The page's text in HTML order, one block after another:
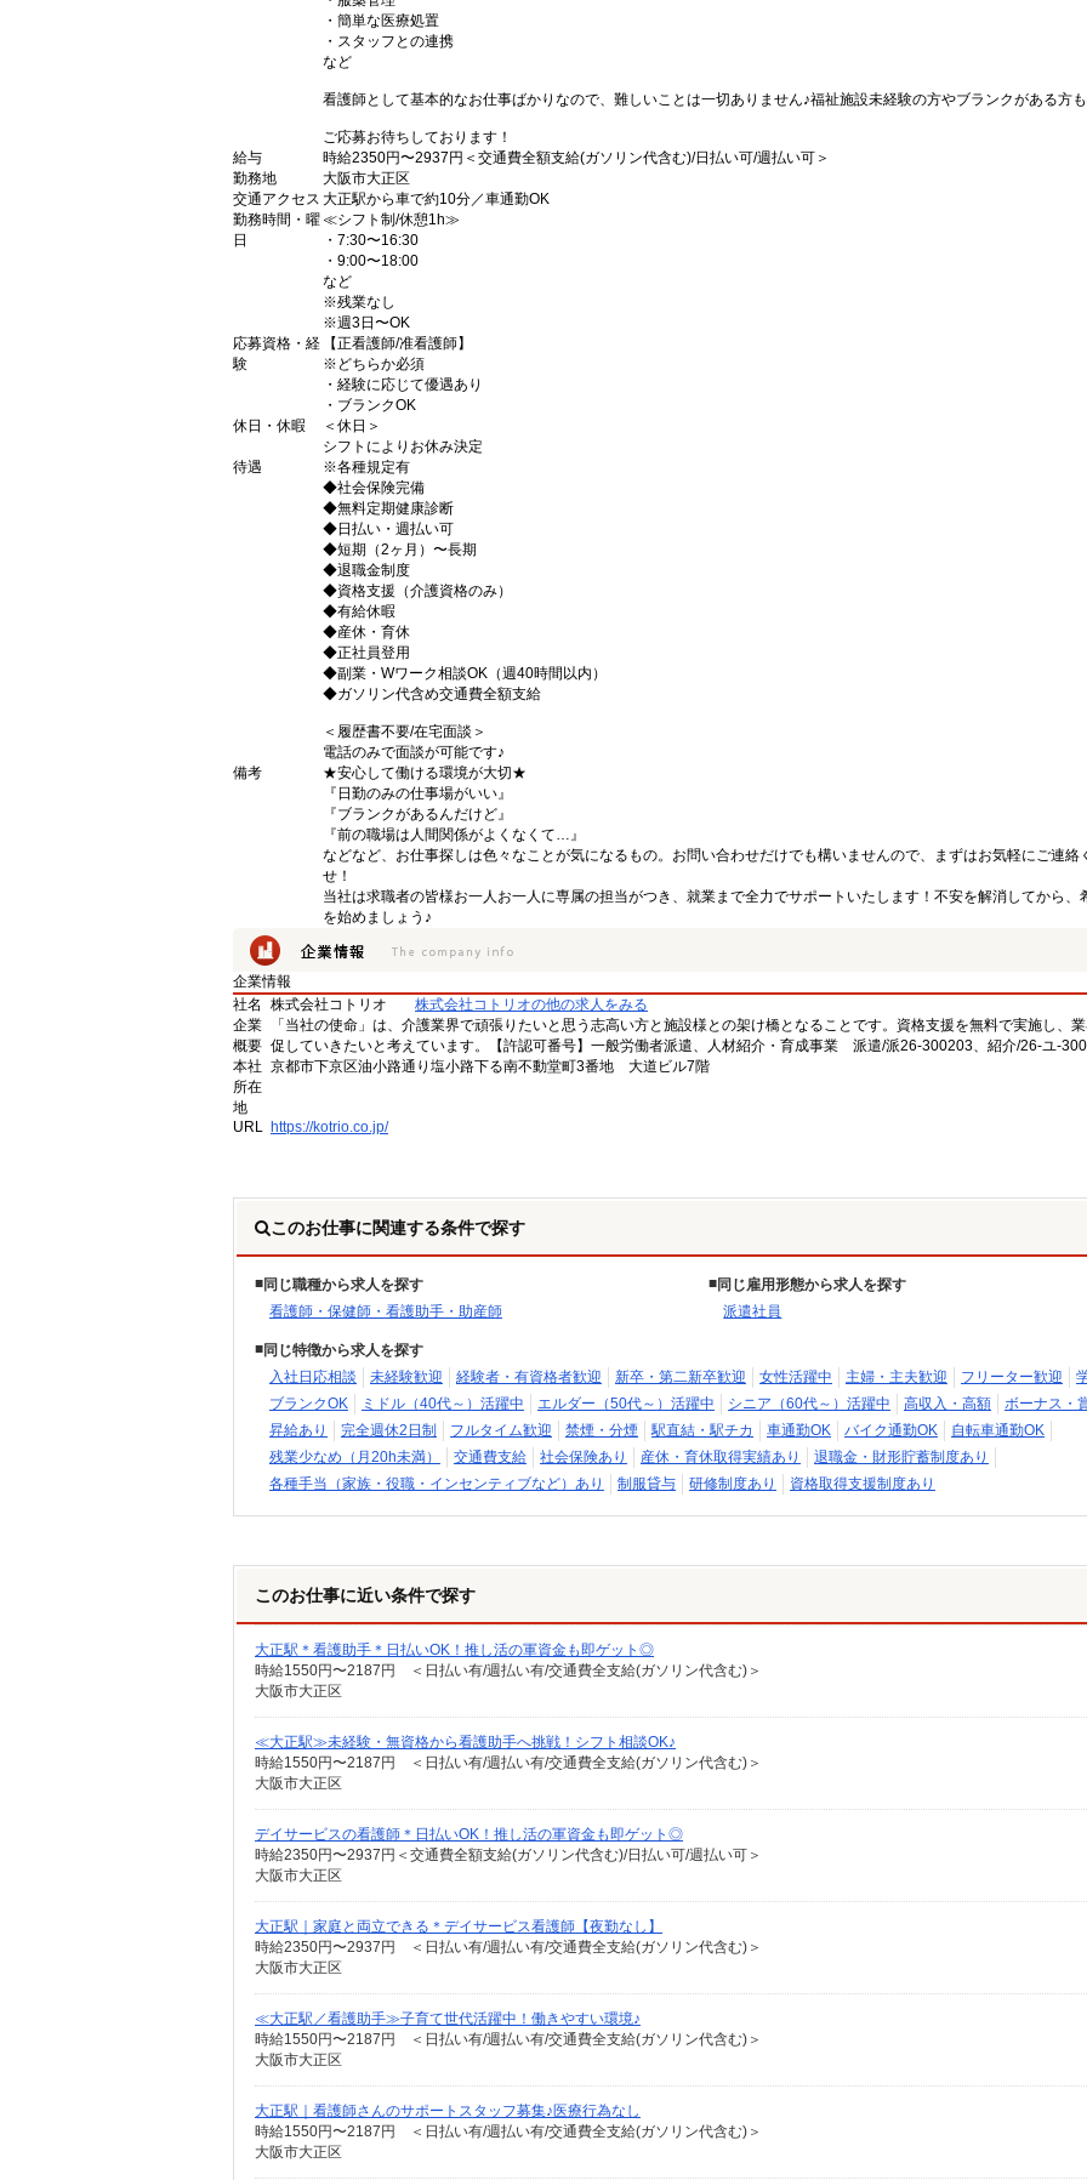
・簡単な医療処置
・スタッフとの連携
など
看護師として基本的なお仕事ばかりなので、難しいことは一切ありません♪福祉施設未経験の方やブランクがある方
ご応募お待ちしております！
給与
時給2350円〜2937円＜交通費全額支給(ガソリン代含む)/日払い可/週払い可＞
勤務地
大阪市大正区
交通アクセス 大正駅から車で約10分／車通勤OK
勤務時間・曜
日
≪シフト制/休憩1h≫
・7:30〜16:30
・9:00〜18:00
など
※残業なし
※週3日〜OK
応募資格・経
験
【正看護師/准看護師】
※どちらか必須
・経験に応じて優遇あり
・ブランクOK
休日・休暇
＜休日＞
シフトによりお休み決定
待遇
※各種規定有
◆社会保険完備
◆無料定期健康診断
◆日払い・週払い可
◆短期（2ヶ月）〜長期
◆退職金制度
◆資格支援（介護資格のみ）
◆有給休暇
◆産休・育休
◆正社員登用
◆副業・Wワーク相談OK（週40時間以内）
◆ガソリン代含め交通費全額支給
＜履歴書不要/在宅面談＞
電話のみで面談が可能です♪
備考
★安心して働ける環境が大切★
『日勤のみの仕事場がいい』
『ブランクがあるんだけど』
『前の職場は人間関係がよくなくて…』
などなど、お仕事探しは色々なことが気になるもの。お問い合わせだけでも構いませんので、まずはお気軽にご連絡
せ！
当社は求職者の皆様お一人お一人に専属の担当がつき、就業まで全力でサポートいたします！不安を解消してから、
を始めましょう♪
企業情報
社名
株式会社コトリオ
株式会社コトリオの他の求人をみる
企業
概要
「当社の使命」は、介護業界で頑張りたいと思う志高い方と施設様との架け橋となることです。資格支援を無料で実施し、
促していきたいと考えています。【許認可番号】一般労働者派遣、人材紹介・育成事業 派遣/派26-300203、紹介/26-ユ-
本社
所在
地
京都市下京区油小路通り塩小路下る南不動堂町3番地 大道ビル7階
URL https://kotrio.co.jp/
このお仕事に関連する条件で探す
同じ職種から求人を探す
看護師・保健師・看護助手・助産師
同じ雇用形態から求人を探す
派遣社員
同じ特徴から求人を探す
入社日応相談
未経験歓迎 経験者・有資格者歓迎 新卒・第二新卒歓迎 女性活躍中 主婦・主夫歓迎 フリーター歓迎
ブランクOK
ミドル（40代～）活躍中 エルダー（50代～）活躍中 シニア（60代～）活躍中 高収入・高額
ボーナス・
昇給あり
完全週休2日制 フルタイム歓迎 禁煙・分煙 駅直結・駅チカ 車通勤OK バイク通勤OK
自転車通勤OK
残業少なめ（月20h未満）
交通費支給 社会保険あり 産休・育休取得実績あり
退職金・財形貯蓄制度あり
各種手当（家族・役職・インセンティブなど）あり
制服貸与 研修制度あり 資格取得支援制度あり
このお仕事に近い条件で探す
大正駅＊看護助手＊日払いOK！推し活の軍資金も即ゲット◎
時給1550円〜2187円 ＜日払い有/週払い有/交通費全支給(ガソリン代含む)＞
大阪市大正区
≪大正駅≫未経験・無資格から看護助手へ挑戦！シフト相談OK♪
時給1550円〜2187円 ＜日払い有/週払い有/交通費全支給(ガソリン代含む)＞
大阪市大正区
デイサービスの看護師＊日払いOK！推し活の軍資金も即ゲット◎
時給2350円〜2937円＜交通費全額支給(ガソリン代含む)/日払い可/週払い可＞
大阪市大正区
大正駅｜家庭と両立できる＊デイサービス看護師【夜勤なし】
時給2350円〜2937円 ＜日払い有/週払い有/交通費全支給(ガソリン代含む)＞
大阪市大正区
≪大正駅／看護助手≫子育て世代活躍中！働きやすい環境♪
時給1550円〜2187円 ＜日払い有/週払い有/交通費全支給(ガソリン代含む)＞
大阪市大正区
大正駅｜看護師さんのサポートスタッフ募集♪医療行為なし
時給1550円〜2187円 ＜日払い有/週払い有/交通費全支給(ガソリン代含む)＞
大阪市大正区